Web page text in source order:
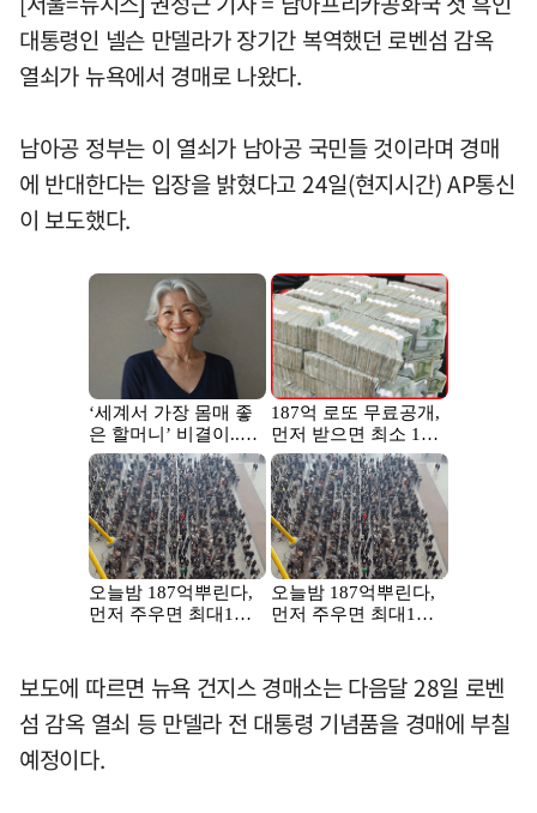
대통령인 넬슨 만델라가 장기간 복역했던 로벤섬 감옥
열쇠가 뉴욕에서 경매로 나왔다.
남아공 정부는 이 열쇠가 남아공 국민들 것이라며 경매
에 반대한다는 입장을 밝혔다고 24일(현지시간) AP통신
이 보도했다.
보도에 따르면 뉴욕 건지스 경매소는 다음달 28일 로벤
섬 감옥 열쇠 등 만델라 전 대통령 기념품을 경매에 부칠
예정이다.